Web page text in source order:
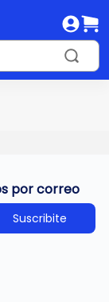
por correo
Suscribite